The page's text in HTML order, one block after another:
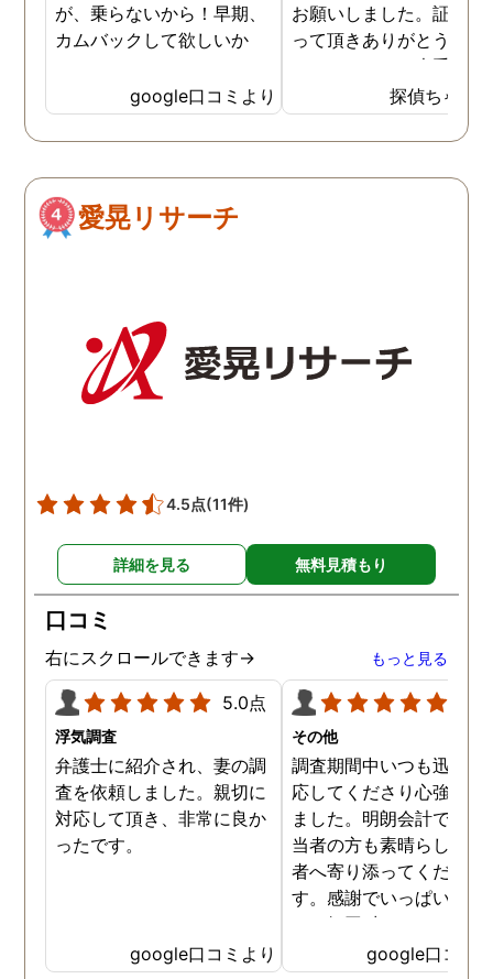
が、乗らないから！早期、
カムバックして欲しいか
google口コミより
お願いしました。証拠を
って頂きありがとうござ
ました。やはり大手の会
は違いますね。探偵ちゃん
愛晃リサーチ
4.5点(11件)
詳細を見る 無料見積もり
口コミ
右にスクロールできます→ もっと見る
5.0点
浮気調査
弁護士に紹介され、妻の調
査を依頼しました。親切に
対応して頂き、非常に良か
ったです。
google口コミより
その他
調査期間中いつも迅速に
応してくださり心強く感
ました。明朗会計ですし
当者の方も素晴らしく依
者へ寄り添ってください
す。感謝でいっぱいです
あッ毎回 出して頂いた
茶が美味しくてさらに「
google口コミ